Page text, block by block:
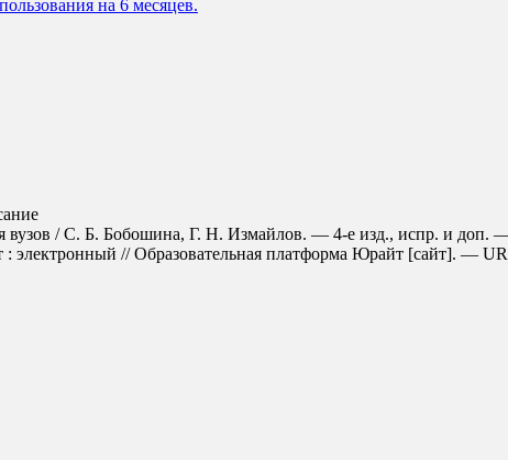
на 6 месяцев.
вузов / С. Б. Бобошина, Г. Н. Измайлов. — 4-е изд., испр. и
// Образовательная платформа Юрайт [сайт]. —